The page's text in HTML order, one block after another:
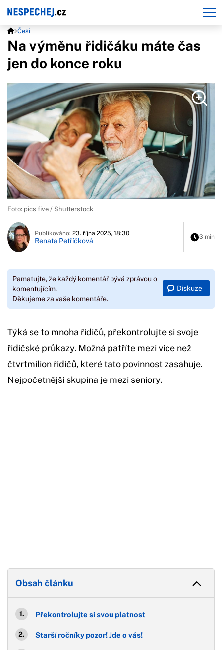
Češi
Na výměnu řidičáku máte čas
jen do konce roku
Foto: pics five / Shutterstock
Publikováno: 23. října 2025, 18:30
Renata Petříčková 3 min
Pamatujte, že každý komentář bývá zprávou o
komentujícím.
Děkujeme za vaše komentáře.
Diskuze
Týká se to mnoha řidičů, překontrolujte si svoje
řidičské průkazy. Možná patříte mezi více než
čtvrtmilion řidičů, které tato povinnost zasahuje.
Nejpočetnější skupina je mezi seniory.
Obsah článku
Překontrolujte si svou platnost
Starší ročníky pozor! Jde o vás!